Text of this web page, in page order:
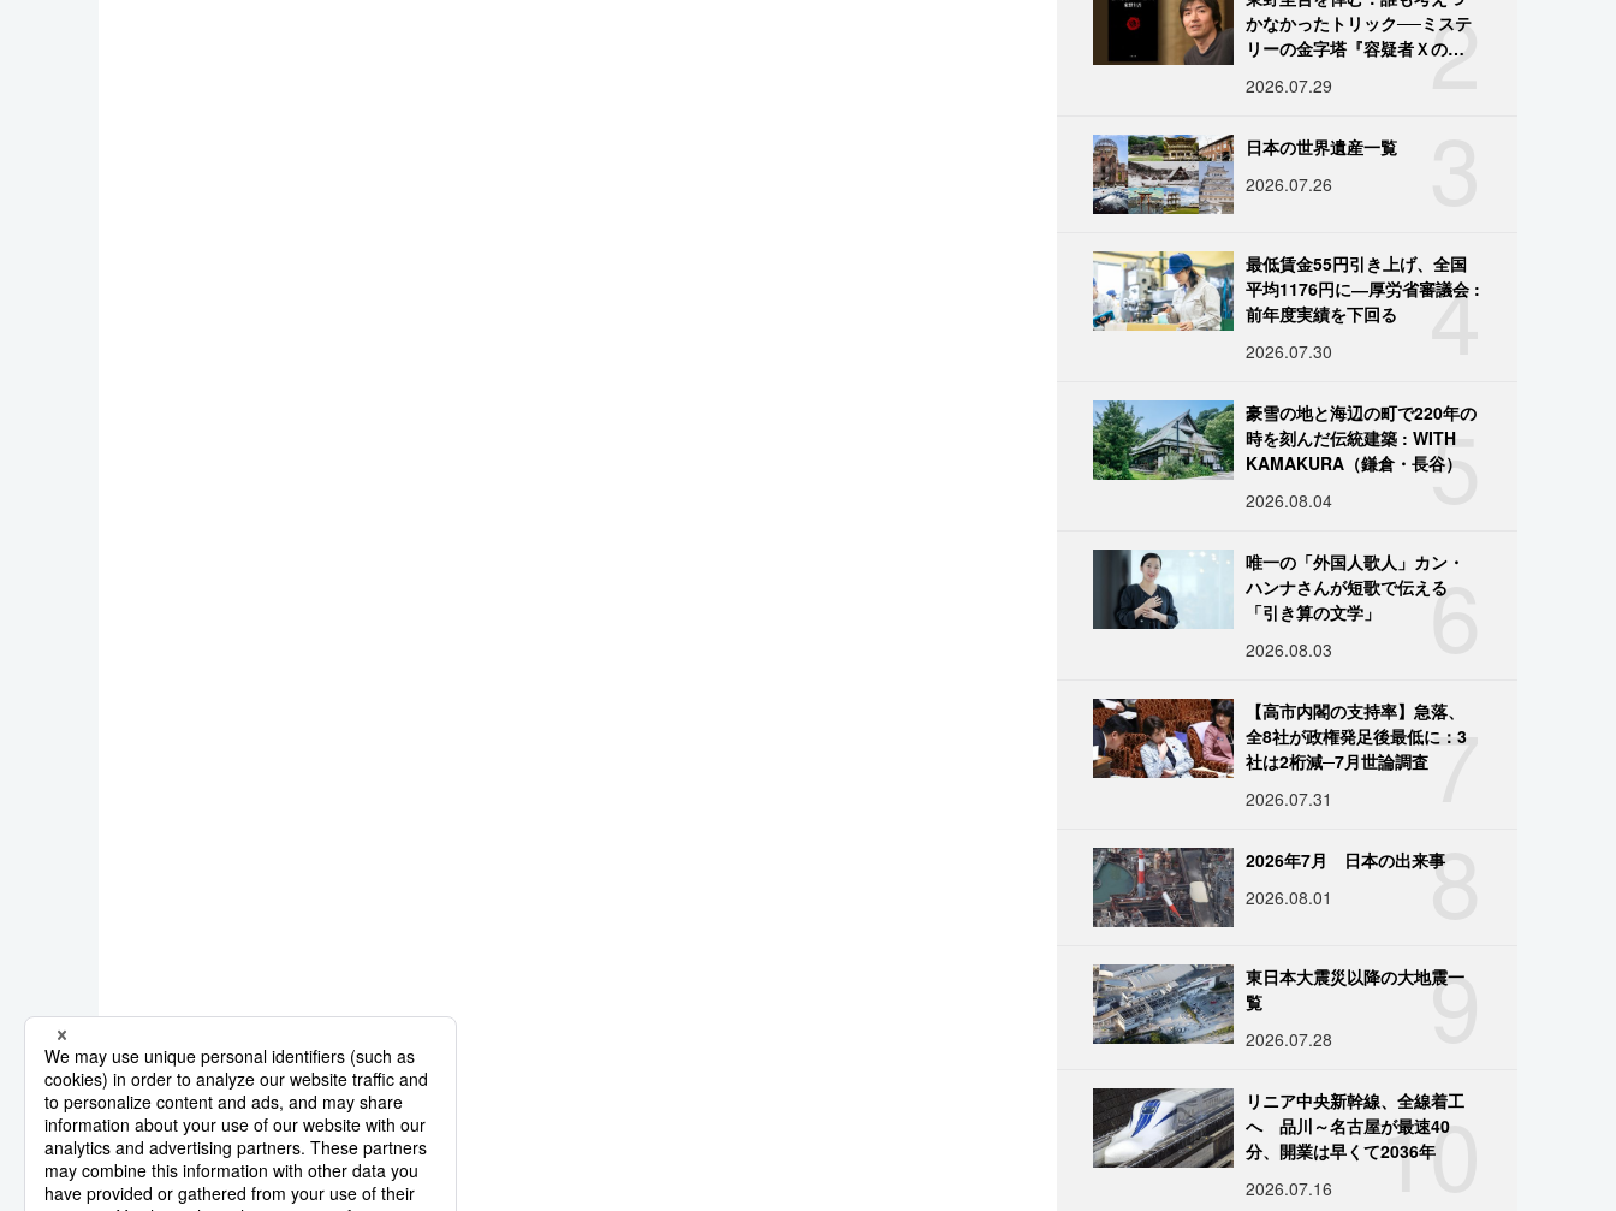
2
かなかったトリック──ミステ
リーの金字塔『容疑者Ｘの献
2026.07.29
日本の世界遺産一覧
2026.07.26
4
最低賃金55円引き上げ、全国
平均1176円に―厚労省審議会 :
前年度実績を下回る
2026.07.30
5
豪雪の地と海辺の町で220年の
時を刻んだ伝統建築 : WITH
KAMAKURA（鎌倉・長谷）
2026.08.04
6
唯一の「外国人歌人」カン・
ハンナさんが短歌で伝える
「引き算の文学」
2026.08.03
7
【高市内閣の支持率】急落、
全8社が政権発足後最低に：3
社は2桁減─7月世論調査
2026.07.31
8
2026年7月 日本の出来事
2026.08.01
9
東日本大震災以降の大地震一
覧
2026.07.28
10
リニア中央新幹線、全線着工
へ 品川～名古屋が最速40
分、開業は早くて2036年
2026.07.16